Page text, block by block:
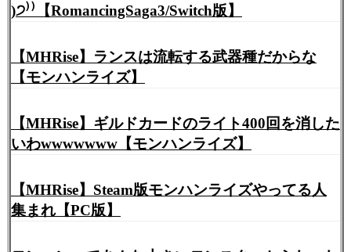
)੭⁾⁾【RomancingSaga3/Switch版】
【MHRise】ランスは流転する武器種だからな
【モンハンライズ】
【MHRise】ギルドカードのライト400回を消した
いわwwwwwww【モンハンライズ】
【MHRise】Steam版モンハンライズやってる人
集まれ【PC版】